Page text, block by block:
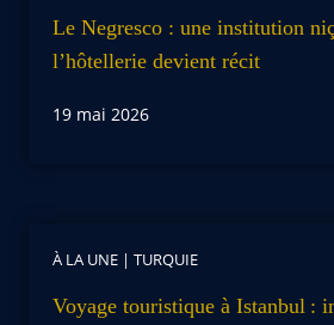
Le Negresco : une institution
l’hôtellerie devient récit
19 mai 2026
À LA UNE | TURQUIE
Voyage touristique à Istanbul :